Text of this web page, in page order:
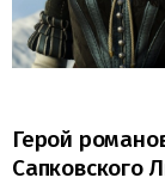
Герой
Сапковского